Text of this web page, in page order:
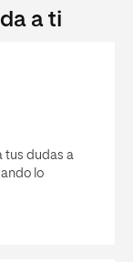
a ti
tus dudas a
lo